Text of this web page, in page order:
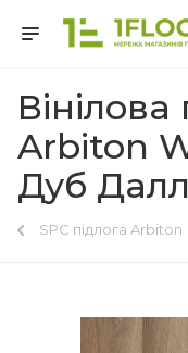
Вінілова
Arbiton
Дуб
SPC підлога Arbiton